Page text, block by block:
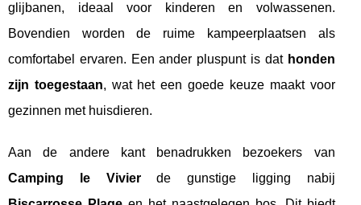
glijbanen, ideaal voor kinderen en volwassenen.
Bovendien worden de ruime kampeerplaatsen als
comfortabel ervaren. Een ander pluspunt is dat honden
zijn toegestaan, wat het een goede keuze maakt voor
gezinnen met huisdieren.
Aan de andere kant benadrukken bezoekers van
Camping le Vivierde gunstige ligging nabij